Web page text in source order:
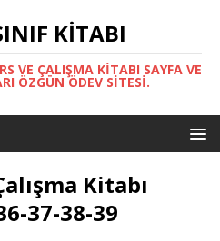
KITABI
VE ÇALIŞMA KITABI SAYFA VE
ÖZGÜN ÖDEV SITESI.
Kitabı
37-38-39